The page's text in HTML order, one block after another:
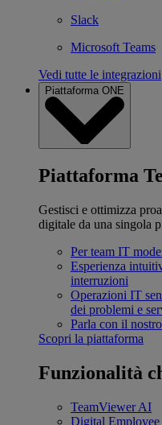
Slack
Microsoft Teams
Vedi tutte le integrazioni
Piattaforma ONE
Piattaforma
Gestisci e ottimizza
digitale da una singola
Per team IT
Esperienza
interruzioni
Operazioni IT
dei problemi e
Parla con il
Scopri la piattaforma
Funzionalità
TeamViewer AI
Digital Employee